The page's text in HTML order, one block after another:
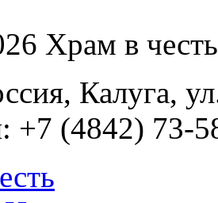
Храм в честь
Калуга,
+7 (4842) 73-